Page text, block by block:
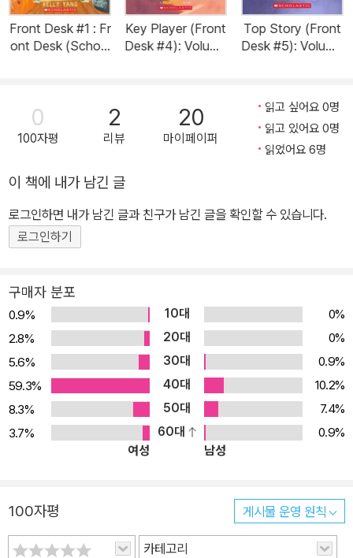
Front Desk #1 : Fr
ont Desk (Schola
Key Player (Front
Desk #4): Volume
Top Story (Front
Desk #5): Volume
0
100자평
2
리뷰
20
마이페이퍼
읽고 싶어요 0명
읽고 있어요 0명
읽었어요 6명
이 책에 내가 남긴 글
로그인하면 내가 남긴 글과 친구가 남긴 글을 확인할 수 있습니다.
로그인하기
구매자 분포
0.9% 10대
0%
2.8%
20대
0%
5.6%
30대
0.9%
59.3%
40대
10.2%
8.3%
50대
7.4%
3.7%
60대
0.9%
여성
남성
100자평 게시물 운영 원칙
카테고리